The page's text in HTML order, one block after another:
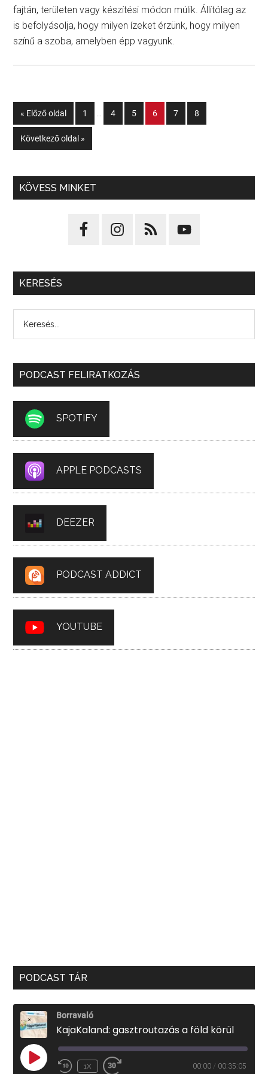
fajtán, területen vagy készítési módon múlik. Állítólag az
is befolyásolja, hogy milyen ízeket érzünk, hogy milyen
színű a szoba, amelyben épp vagyunk.
« Előző oldal 1 4 5 6 7 8
Következő oldal »
KÖVESS MINKET
KERESÉS
PODCAST FELIRATKOZÁS
SPOTIFY
APPLE PODCASTS
DEEZER
PODCAST ADDICT
YOUTUBE
PODCAST TÁR
Borravaló
KajaKaland: gasztroutazás a föld körül
PLAY
1X 00:00 / 00:35:05